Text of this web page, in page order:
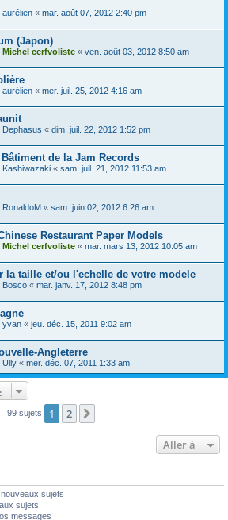
aurélien « mar. août 07, 2012 2:40 pm
(Japon)
Michel cerfvoliste « ven. août 03, 2012 8:50 am
aurélien « mer. juil. 25, 2012 4:16 am
Dephasus « dim. juil. 22, 2012 1:52 pm
Bâtiment de la Jam Records
Kashiwazaki « sam. juil. 21, 2012 11:53 am
RonaldoM « sam. juin 02, 2012 6:26 am
Restaurant Paper Models
Michel cerfvoliste « mar. mars 13, 2012 10:05 am
la taille et/ou l'echelle de votre modele
Bosco « mar. janv. 17, 2012 8:48 pm
yvan « jeu. déc. 15, 2011 9:02 am
Angleterre
Ully « mer. déc. 07, 2011 1:33 am
99 sujets 1 2
Aller à
sujets
sujets
messages